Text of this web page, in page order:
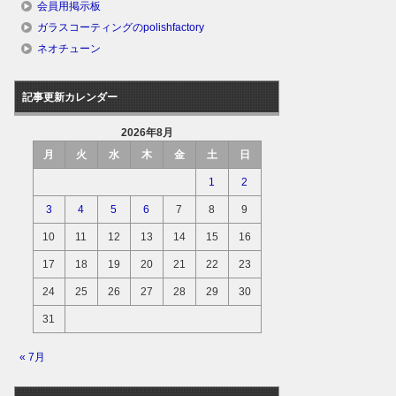
会員用掲示板
ガラスコーティングのpolishfactory
ネオチューン
記事更新カレンダー
2026年8月
月
火 水 木 金 土 日
1 2
3 4 5 6 7 8 9
10 11 12 13 14 15 16
17 18 19 20 21 22 23
24 25 26 27 28 29 30
31
« 7月